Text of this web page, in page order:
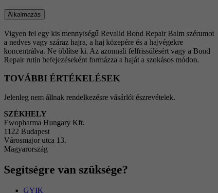
Alkalmazás
Vigyen fel egy kis mennyiségű Revalid Bond Repair Balm szérumot
a nedves vagy száraz hajra, a haj közepére és a hajvégekre
koncentrálva. Ne öblítse ki. Az azonnali felfrissülésért vagy a Bond
Repair rutin befejezéseként formázza a haját a szokásos módon.
TOVÁBBI ÉRTÉKELÉSEK
Jelenleg nem állnak rendelkezésre vásárlói észrevételek.
SZÉKHELY
Ewopharma Hungary Kft.
1122 Budapest
Városmajor utca 13.
Magyarország
Segítségre van szüksége?
GYIK